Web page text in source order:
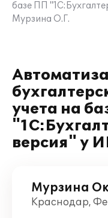
базе ПП
Мурзина О.Г.
учета на
версия" у
Мурзина
Краснодар,